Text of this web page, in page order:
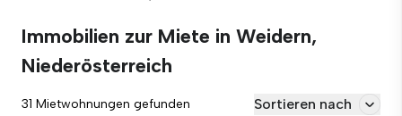
Immobilien zur Miete in Weidern,
Niederösterreich
31 Mietwohnungen gefunden Sortieren nach